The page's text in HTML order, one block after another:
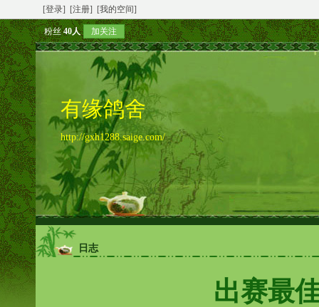
[登录] [注册] [我的空间]
粉丝40人 加关注
有缘鸽舍
http://gxh1288.saige.com/
日志
出赛最